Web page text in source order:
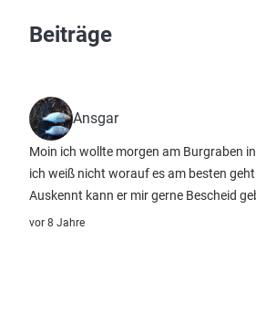
Beiträge
Ansgar
Moin ich wollte morgen am Burgraben
ich weiß nicht worauf es am besten
Auskennt kann er mir gerne Bescheid
vor 8 Jahre